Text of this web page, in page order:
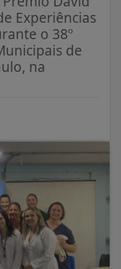
Experiências
o 38º
de
na